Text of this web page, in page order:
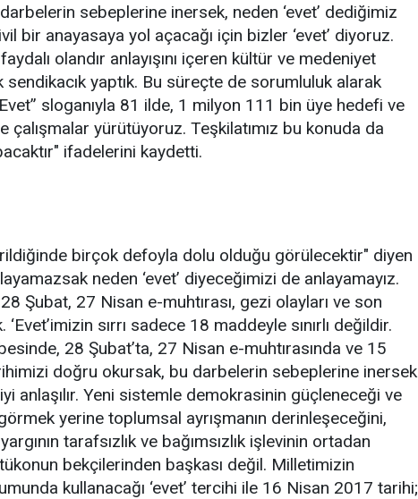
sebeplerine inersek, neden ‘evet’ dediğimiz
bir anayasaya yol açacağı için bizler ‘evet’ diyoruz.
olandır anlayışını içeren kültür ve medeniyet
yaptık. Bu süreçte de sorumluluk alarak
sloganıyla 81 ilde, 1 milyon 111 bin üye hedefi ve
çalışmalar yürütüyoruz. Teşkilatımız bu konuda da
ifadelerini kaydetti.
birçok defoyla dolu olduğu görülecektir" diyen
neden ‘evet’ diyeceğimizi de anlayamayız.
Şubat, 27 Nisan e-muhtırası, gezi olayları ve son
sırrı sadece 18 maddeyle sınırlı değildir.
28 Şubat’ta, 27 Nisan e-muhtırasında ve 15
doğru okursak, bu darbelerin sebeplerine inersek
anlaşılır. Yeni sistemle demokrasinin güçleneceği ve
yerine toplumsal ayrışmanın derinleşeceğini,
tarafsızlık ve bağımsızlık işlevinin ortadan
bekçilerinden başkası değil. Milletimizin
kullanacağı ‘evet’ tercihi ile 16 Nisan 2017 tarihi;